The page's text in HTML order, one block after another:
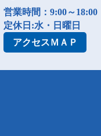
営業時間：9:00～18:00
定休日:水・日曜日
アクセスＭＡＰ